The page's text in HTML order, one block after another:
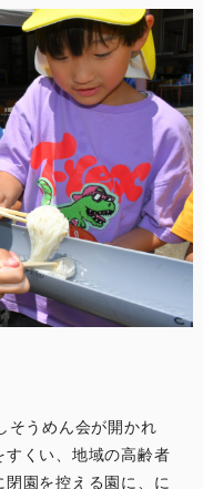
うめん会が開かれ
すくい、地域の高齢者
園を控える園に、に